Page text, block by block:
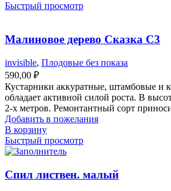
Быстрый просмотр
Малиновое дерево Сказка С3
invisible, Плодовые без показа
590,00 ₽
Кустарники аккуратные, штамбовые и
обладает активной силой роста. В
2-х метров. Ремонтантный сорт
Добавить в пожелания
В корзину
Быстрый просмотр
Спил листвен. малый